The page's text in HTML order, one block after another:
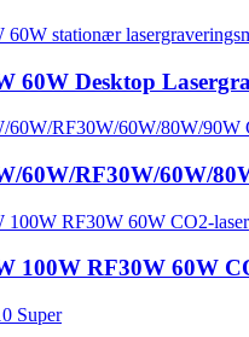
60W Desktop
60W/RF30W/60W/
100W RF30W 60W